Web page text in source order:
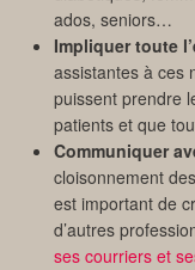
ados, seniors…
Impliquer toute
assistantes à ces
puissent prendre
patients et que
Communiquer
cloisonnement
est important de
d’autres
ses courriers et